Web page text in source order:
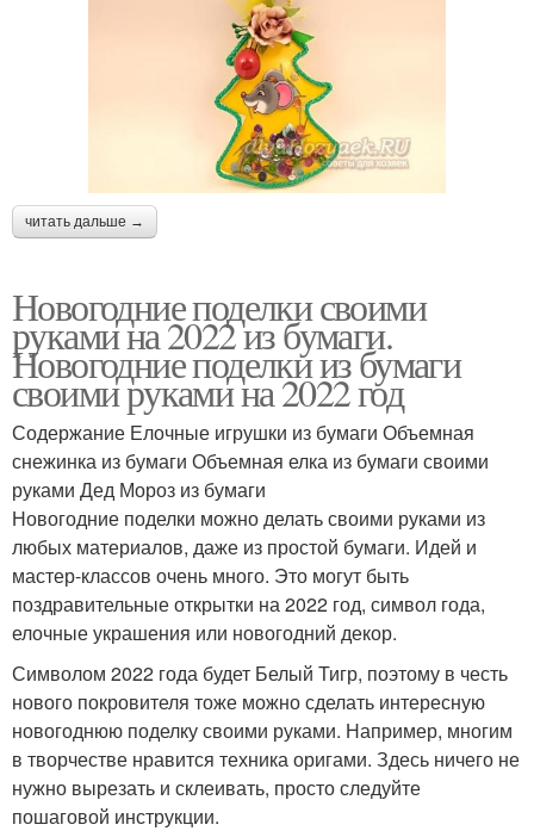
читать дальше →
Новогодние поделки своими
руками на 2022 из бумаги.
Новогодние поделки из бумаги
своими руками на 2022 год
Содержание Елочные игрушки из бумаги Объемная
снежинка из бумаги Объемная елка из бумаги своими
руками Дед Мороз из бумаги
Новогодние поделки можно делать своими руками из
любых материалов, даже из простой бумаги. Идей и
мастер-классов очень много. Это могут быть
поздравительные открытки на 2022 год, символ года,
елочные украшения или новогодний декор.
Символом 2022 года будет Белый Тигр, поэтому в честь
нового покровителя тоже можно сделать интересную
новогоднюю поделку своими руками. Например, многим
в творчестве нравится техника оригами. Здесь ничего не
нужно вырезать и склеивать, просто следуйте
пошаговой инструкции.